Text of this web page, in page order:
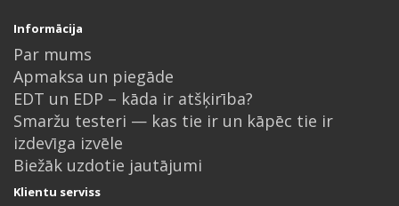
Informācija
Par mums
Apmaksa un piegāde
EDT un EDP – kāda ir atšķirība?
Smaržu testeri — kas tie ir un kāpēc tie ir
izdevīga izvēle
Biežāk uzdotie jautājumi
Klientu serviss